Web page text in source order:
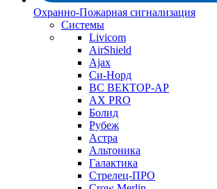
Охранно-Пожарная сигнализация
Системы
Livicom
AirShield
Ajax
Си-Норд
ВС ВЕКТОР-АР
AX PRO
Болид
Рубеж
Астра
Альтоника
Галактика
Стрелец-ПРО